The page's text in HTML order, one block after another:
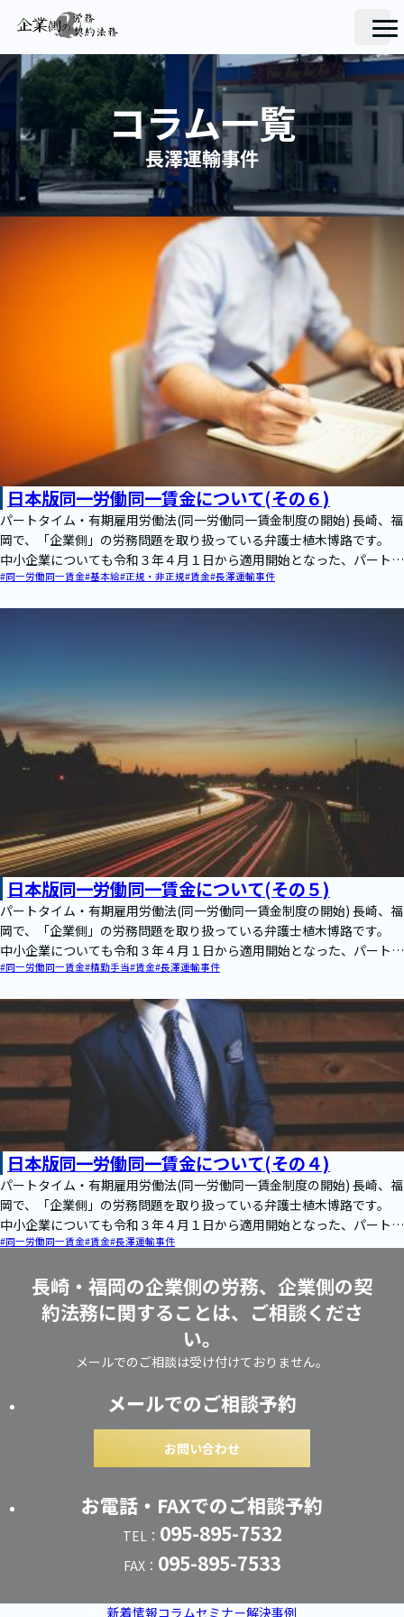
コラム一覧
長澤運輸事件
日本版同一労働同一賃金について(その６)
パートタイム・有期雇用労働法(同一労働同一賃金制度の開始) 長崎、福
岡で、「企業側」の労務問題を取り扱っている弁護士植木博路です。
中小企業についても令和３年４月１日から適用開始となった、パートタ
イム…
#同一労働同一賃金#基本給#正規・非正規#賃金#長澤運輸事件
日本版同一労働同一賃金について(その５)
パートタイム・有期雇用労働法(同一労働同一賃金制度の開始) 長崎、福
岡で、「企業側」の労務問題を取り扱っている弁護士植木博路です。
中小企業についても令和３年４月１日から適用開始となった、パートタ
イム…
#同一労働同一賃金#精勤手当#賃金#長澤運輸事件
日本版同一労働同一賃金について(その４)
パートタイム・有期雇用労働法(同一労働同一賃金制度の開始) 長崎、福
岡で、「企業側」の労務問題を取り扱っている弁護士植木博路です。
中小企業についても令和３年４月１日から適用開始となった、パートタ
イム…
#同一労働同一賃金#賃金#長澤運輸事件
長崎・福岡の企業側の労務、企業側の契
約法務に関することは、ご相談くださ
い。
メールでのご相談は受け付けておりません。
メールでのご相談予約
お問い合わせ
お電話・FAXでのご相談予約
TEL： 095-895-7532
FAX： 095-895-7533
新着情報コラムセミナー解決事例